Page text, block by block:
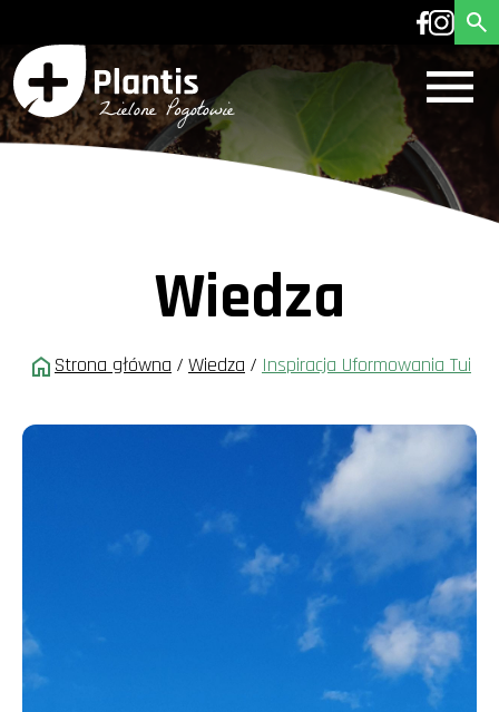
Wiedza
Strona główna / Wiedza / Inspiracja Uformowania Tui